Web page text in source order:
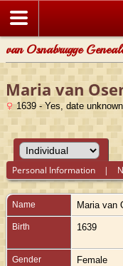
van Osnabrugge
Maria van
1639 - Yes, date unknown
Personal Information |
Name Maria van
Birth 1639
Gender Female